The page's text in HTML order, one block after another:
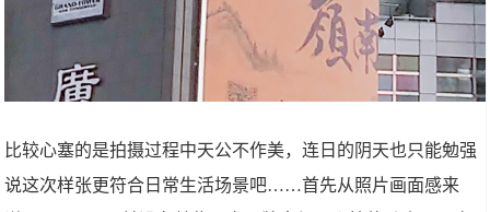
比较心塞的是拍摄过程中天公不作美，连日的阴天也只能勉强
说这次样张更符合日常生活场景吧……首先从照片画面感来